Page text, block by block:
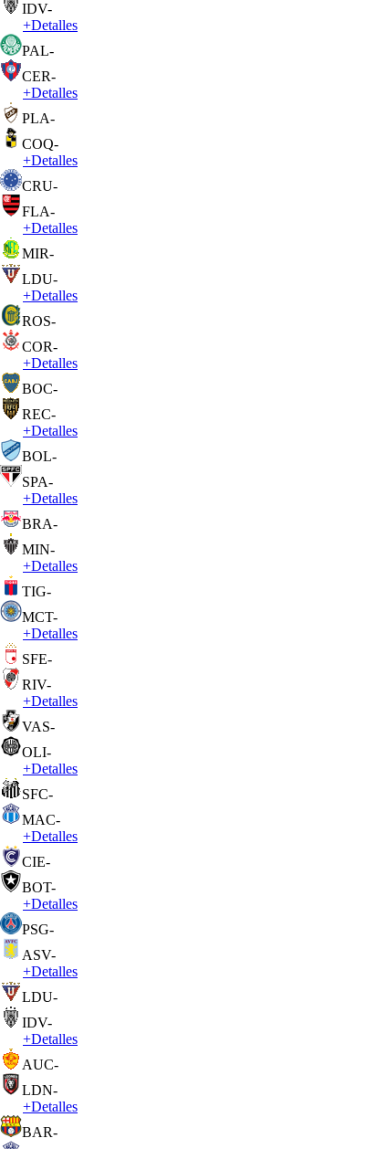
IDV-
+Detalles
PAL-
CER-
+Detalles
PLA-
COQ-
+Detalles
CRU-
FLA-
+Detalles
MIR-
LDU-
+Detalles
ROS-
COR-
+Detalles
BOC-
REC-
+Detalles
BOL-
SPA-
+Detalles
BRA-
MIN-
+Detalles
TIG-
MCT-
+Detalles
SFE-
RIV-
+Detalles
VAS-
OLI-
+Detalles
SFC-
MAC-
+Detalles
CIE-
BOT-
+Detalles
PSG-
ASV-
+Detalles
LDU-
IDV-
+Detalles
AUC-
LDN-
+Detalles
BAR-